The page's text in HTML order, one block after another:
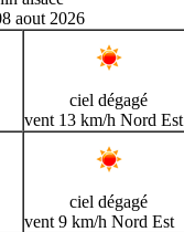
aout 2026
ciel dégagé
vent 13 km/h Nord Est
ciel dégagé
vent 9 km/h Nord Est